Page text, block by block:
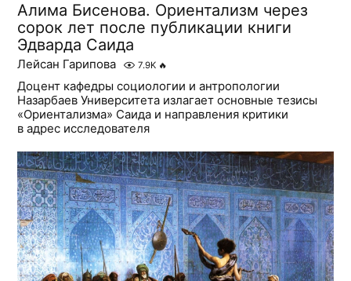
Алима Бисенова. Ориентализм через
сорок лет после публикации книги
Эдварда Саида
Лейсан Гарипова 7.9K 🔥
Доцент кафедры социологии и антропологии
Назарбаев Университета излагает основные тезисы
«Ориентализма» Саида и направления критики
в адрес исследователя